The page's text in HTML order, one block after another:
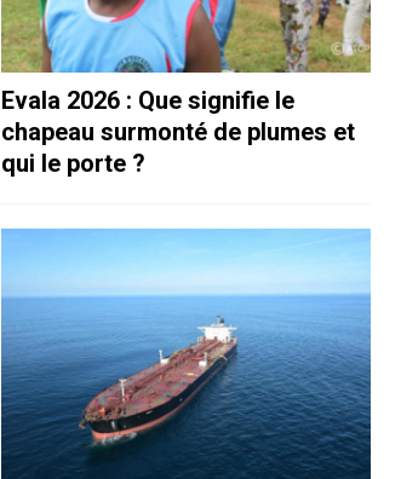
Evala 2026 : Que signifie le
chapeau surmonté de plumes et
qui le porte ?